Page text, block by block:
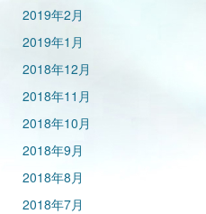
2019年2月
2019年1月
2018年12月
2018年11月
2018年10月
2018年9月
2018年8月
2018年7月